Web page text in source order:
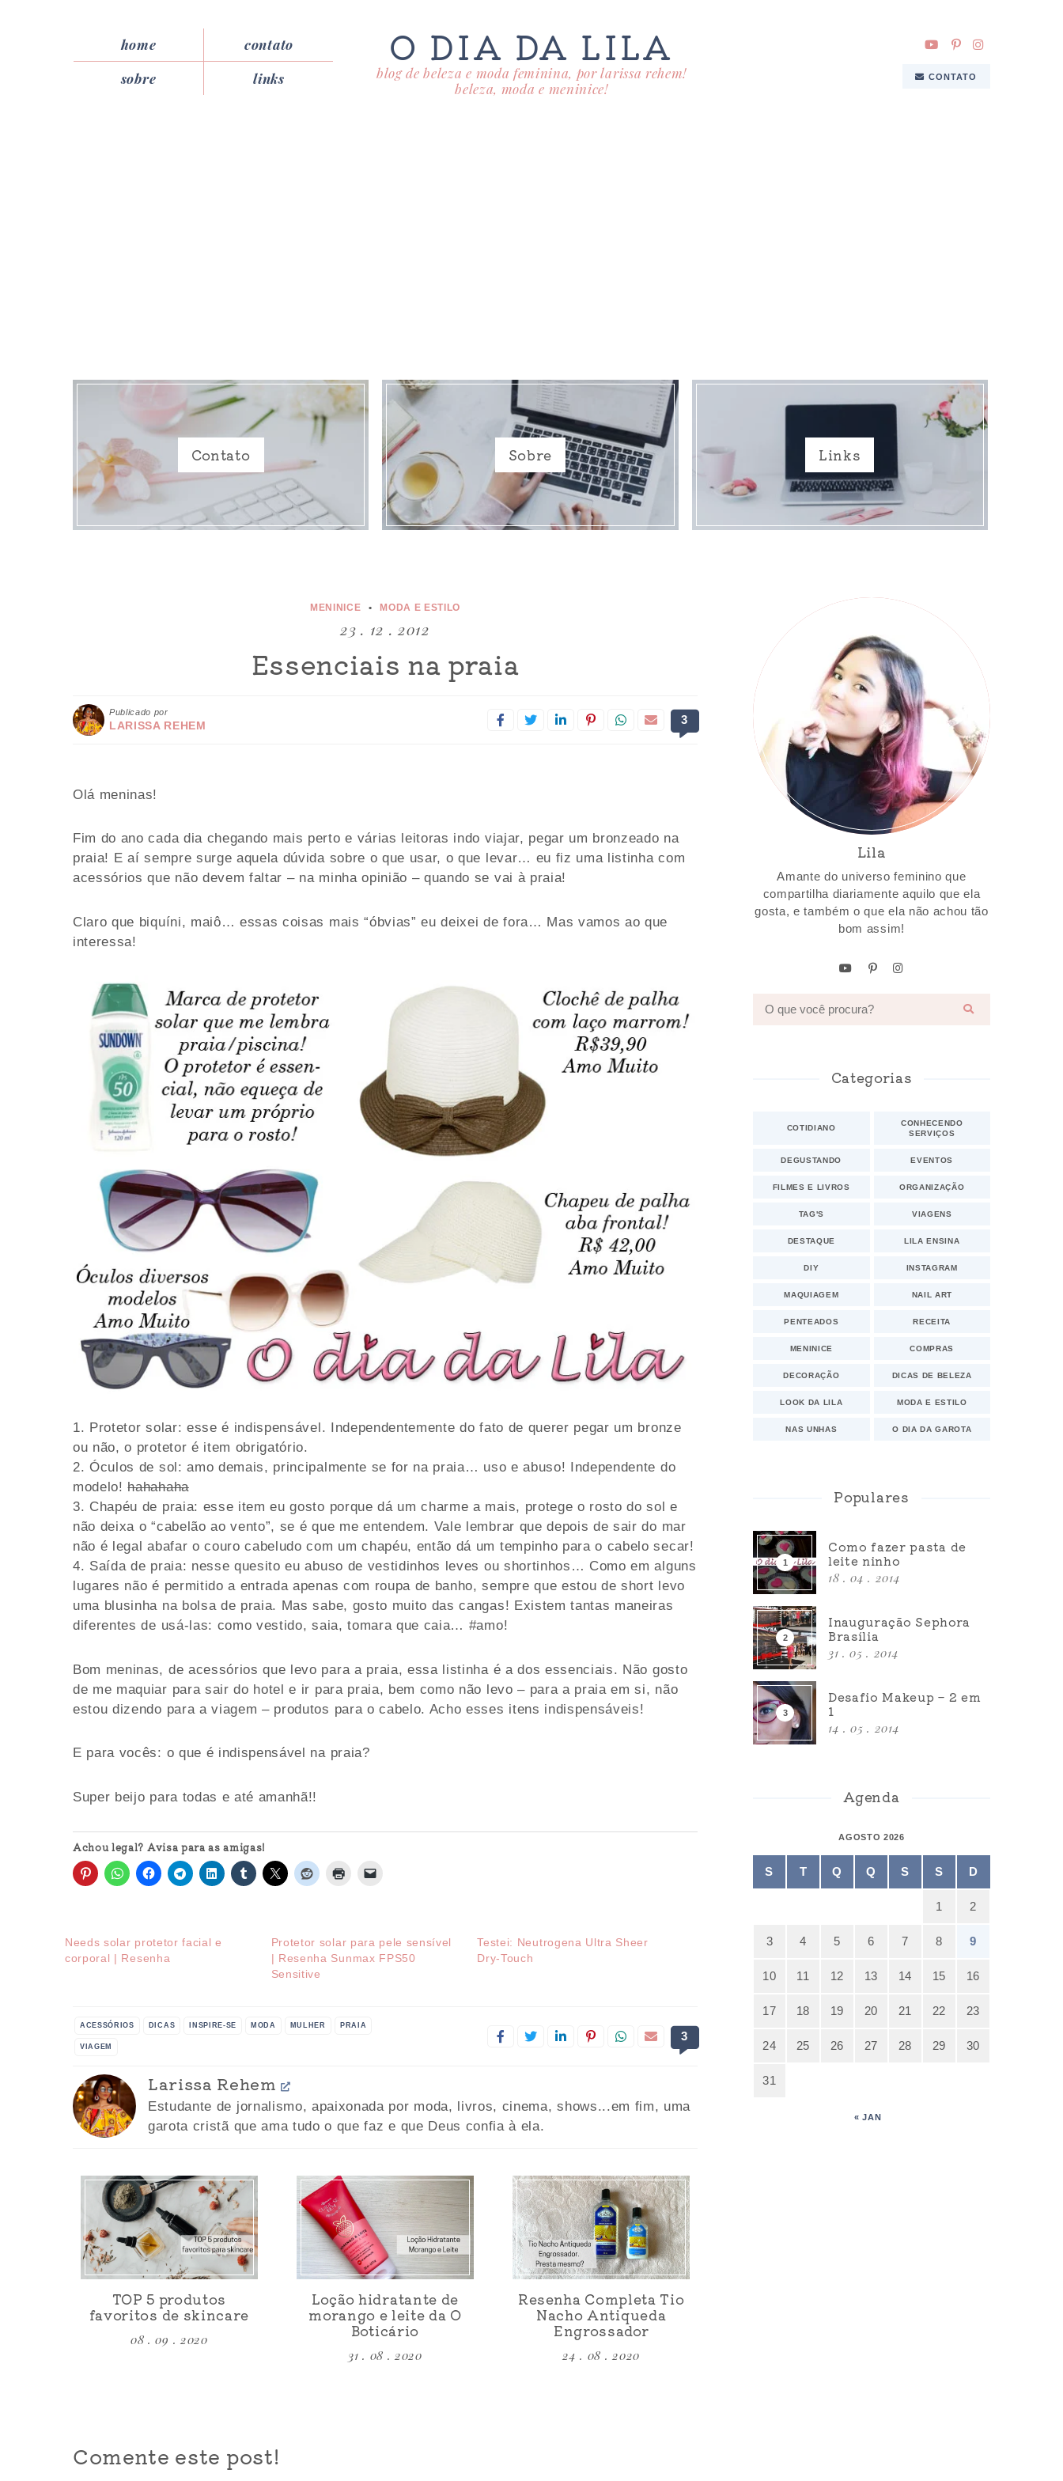
home
contato
sobre
links
O DIA DA LILA
blog de beleza e moda feminina, por larissa rehem!
beleza, moda e meninice!
CONTATO
Contato Sobre Links
MENINICE MODA E ESTILO
23 . 12 . 2012
Essenciais na praia
Publicado por
LARISSA REHEM 3
Olá meninas!
Fim do ano cada dia chegando mais perto e várias leitoras indo viajar, pegar um bronzeado na
praia! E aí sempre surge aquela dúvida sobre o que usar, o que levar… eu fiz uma listinha com
acessórios que não devem faltar – na minha opinião – quando se vai à praia!
Claro que biquíni, maiô… essas coisas mais “óbvias” eu deixei de fora… Mas vamos ao que
interessa!
Protetor solar: esse é indispensável. Independentemente do fato de querer pegar um bronze
ou não, o protetor é item obrigatório.
Óculos de sol: amo demais, principalmente se for na praia… uso e abuso! Independente do
modelo!hahahaha
Chapéu de praia: esse item eu gosto porque dá um charme a mais, protege o rosto do sol e
não deixa o “cabelão ao vento”, se é que me entendem. Vale lembrar que depois de sair do mar
não é legal abafar o couro cabeludo com um chapéu, então dá um tempinho para o cabelo secar!
Saída de praia: nesse quesito eu abuso de vestidinhos leves ou shortinhos… Como em alguns
lugares não é permitido a entrada apenas com roupa de banho, sempre que estou de short levo
uma blusinha na bolsa de praia. Mas sabe, gosto muito das cangas! Existem tantas maneiras
diferentes de usá-las: como vestido, saia, tomara que caia… #amo!
Bom meninas, de acessórios que levo para a praia, essa listinha é a dos essenciais. Não gosto
de me maquiar para sair do hotel e ir para praia, bem como não levo – para a praia em si, não
estou dizendo para a viagem – produtos para o cabelo. Acho esses itens indispensáveis!
E para vocês: o que é indispensável na praia?
Super beijo para todas e até amanhã!!
Achou legal? Avisa para as amigas!
Needs solar protetor facial e
corporal | Resenha
Protetor solar para pele sensível
| Resenha Sunmax FPS50
Sensitive
Testei: Neutrogena Ultra Sheer
Dry-Touch
ACESSÓRIOS DICAS INSPIRE-SE MODA MULHER PRAIA
VIAGEM
3
Larissa Rehem
Estudante de jornalismo, apaixonada por moda, livros, cinema, shows...em fim, uma
garota cristã que ama tudo o que faz e que Deus confia à ela.
TOP 5 produtos
favoritos de skincare
08 . 09 . 2020
Loção hidratante de
morango e leite da O
Boticário
31 . 08 . 2020
Resenha Completa Tio
Nacho Antiqueda
Engrossador
24 . 08 . 2020
Comente este post!
Lila
Amante do universo feminino que
compartilha diariamente aquilo que ela
gosta, e também o que ela não achou tão
bom assim!
Categorias
COTIDIANO
CONHECENDO
SERVIÇOS
DEGUSTANDO EVENTOS
FILMES E LIVROS ORGANIZAÇÃO
TAG'S VIAGENS
DESTAQUE LILA ENSINA
DIY INSTAGRAM
MAQUIAGEM NAIL ART
PENTEADOS RECEITA
MENINICE COMPRAS
DECORAÇÃO DICAS DE BELEZA
LOOK DA LILA MODA E ESTILO
NAS UNHAS O DIA DA GAROTA
Populares
Como fazer pasta de
leite ninho
18 . 04 . 2014
Inauguração Sephora
Brasília
31 . 05 . 2014
Desafio Makeup – 2 em
1
14 . 05 . 2014
Agenda
AGOSTO 2026
S T Q Q S S D
1 2
3 4 5 6 7 8 9
10 11 12 13 14 15 16
17 18 19 20 21 22 23
24 25 26 27 28 29 30
31
« JAN